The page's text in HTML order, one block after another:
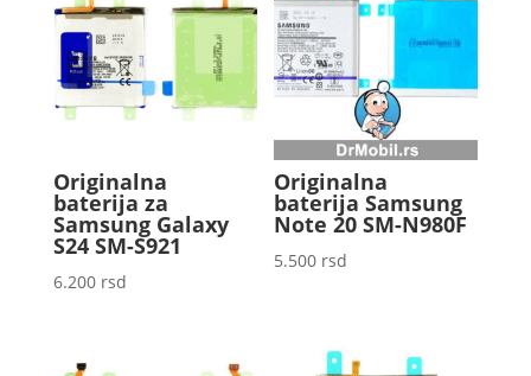
Originalna
baterija za
Samsung Galaxy
S24 SM-S921
6.200 rsd
Originalna
baterija Samsung
Note 20 SM-N980F
5.500 rsd